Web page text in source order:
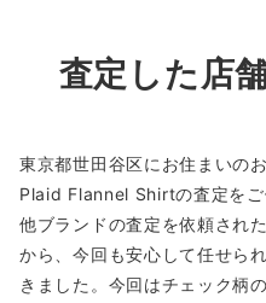
査定した店
東京都世田谷区にお住まいの
Plaid Flannel Shirtの査定を
他ブランドの査定を依頼され
から、今回も安心して任せら
きました。今回はチェック柄